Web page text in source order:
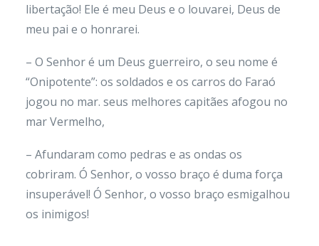
libertação! Ele é meu Deus e o louvarei, Deus de
meu pai e o honrarei.
– O Senhor é um Deus guerreiro, o seu nome é
“Onipotente”: os soldados e os carros do Faraó
jogou no mar. seus melhores capitães afogou no
mar Vermelho,
– Afundaram como pedras e as ondas os
cobriram. Ó Senhor, o vosso braço é duma força
insuperável! Ó Senhor, o vosso braço esmigalhou
os inimigos!